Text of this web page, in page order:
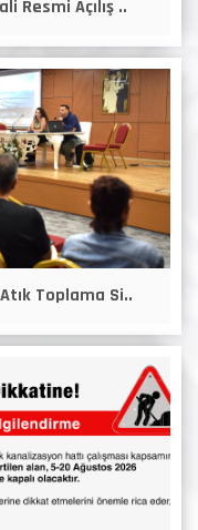
Resmi Açılış ..
Toplama Si..